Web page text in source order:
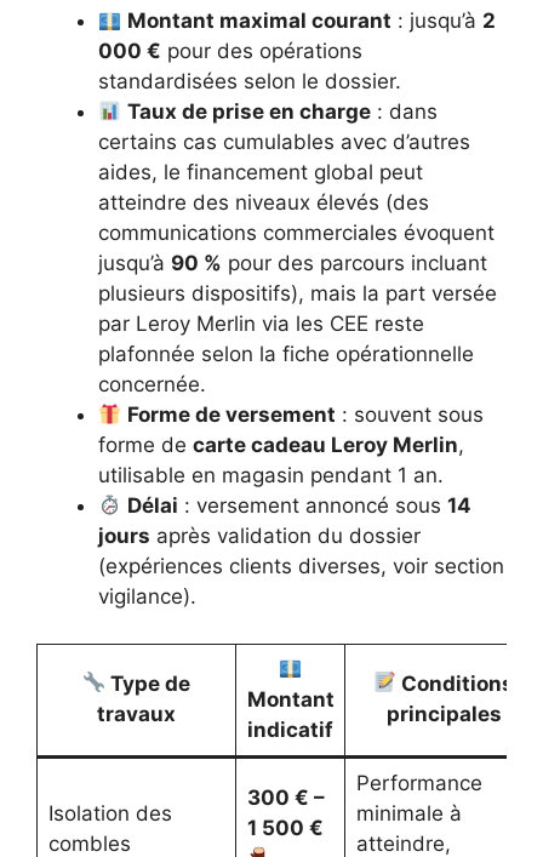
Montant maximal courant : jusqu’à 2
000 € pour des opérations
standardisées selon le dossier.
Taux de prise en charge : dans
certains cas cumulables avec d’autres
aides, le financement global peut
atteindre des niveaux élevés (des
communications commerciales évoquent
jusqu’à 90 % pour des parcours incluant
plusieurs dispositifs), mais la part versée
par Leroy Merlin via les CEE reste
plafonnée selon la fiche opérationnelle
concernée.
Forme de versement : souvent sous
forme de carte cadeau Leroy Merlin,
utilisable en magasin pendant 1 an.
Délai : versement annoncé sous14
jours après validation du dossier
(expériences clients diverses, voir section
vigilance).
Type de
travaux
Montant
indicatif
Conditions
principales
Isolation des
combles
300 € –
1 500 €
Performance
minimale à
atteindre,